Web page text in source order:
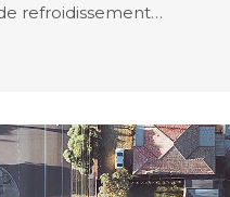
refroidissement…